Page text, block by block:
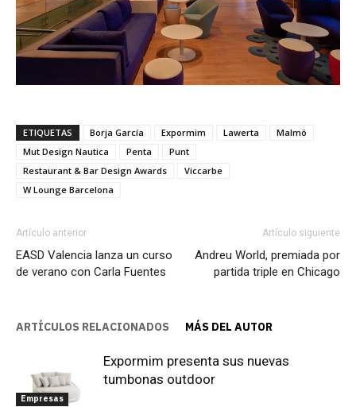
ETIQUETAS Borja García Expormim Lawerta
Malmö
Mut Design Nautica
Penta
Punt
Restaurant & Bar Design Awards
Viccarbe
W Lounge Barcelona
Artículo anterior
EASD Valencia lanza un curso
de verano con Carla Fuentes
Artículo siguiente
Andreu World, premiada por
partida triple en Chicago
ARTÍCULOS RELACIONADOS MÁS DEL AUTOR
Empresas
Expormim presenta sus nuevas
tumbonas outdoor